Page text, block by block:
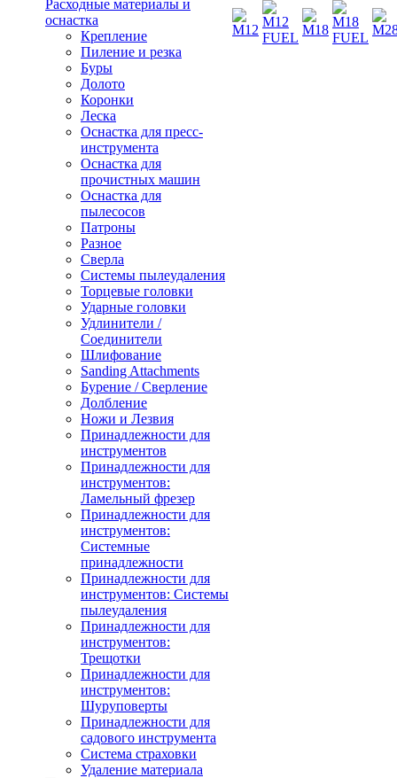
Расходные материалы и
оснастка
Крепление
Пиление и резка
Буры
Долото
Коронки
Леска
Оснастка для пресс-
инструмента
Оснастка для
прочистных машин
Оснастка для
пылесосов
Патроны
Разное
Сверла
Системы пылеудаления
Торцевые головки
Ударные головки
Удлинители /
Соединители
Шлифование
Sanding Attachments
Бурение / Сверление
Долбление
Ножи и Лезвия
Принадлежности для
инструментов
Принадлежности для
инструментов:
Ламельный фрезер
Принадлежности для
инструментов:
Системные
принадлежности
Принадлежности для
инструментов: Системы
пылеудаления
Принадлежности для
инструментов:
Трещотки
Принадлежности для
инструментов:
Шуруповерты
Принадлежности для
садового инструмента
Система страховки
Удаление материала